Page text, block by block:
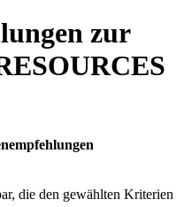
zur
die den gewählten Kriterien